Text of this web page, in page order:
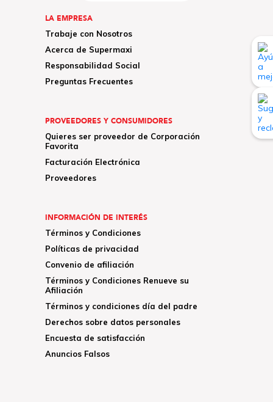
LA EMPRESA
Trabaje con Nosotros
Acerca de Supermaxi
Responsabilidad Social
Preguntas Frecuentes
PROVEEDORES Y CONSUMIDORES
Quieres ser proveedor de Corporación
Favorita
Facturación Electrónica
Proveedores
INFORMACIÓN DE INTERÉS
Términos y Condiciones
Políticas de privacidad
Convenio de afiliación
Términos y Condiciones Renueve su
Afiliación
Términos y condiciones día del padre
Derechos sobre datos personales
Encuesta de satisfacción
Anuncios Falsos